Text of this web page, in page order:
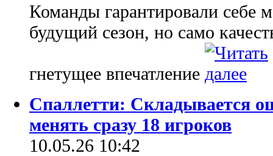
Команды гарантировали себе
будущий сезон, но само
гнетущее впечатление
Спаллетти: Складывается
менять сразу 18 игроков
10.05.26 10:42